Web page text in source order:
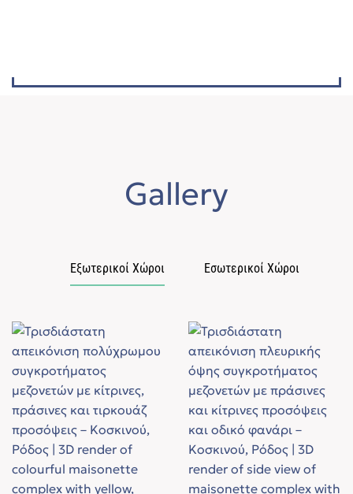
Gallery
Εξωτερικοί Χώροι Εσωτερικοί Χώροι